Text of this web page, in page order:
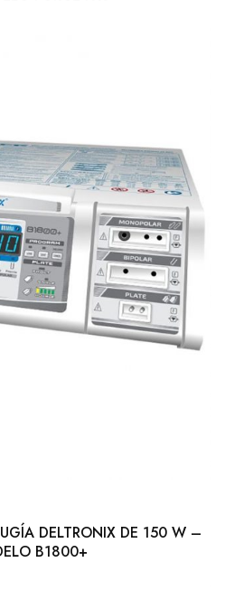
DELTRONIX DE 150 W –
B1800+